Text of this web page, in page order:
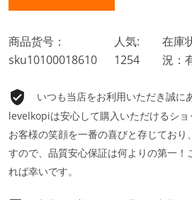
商品货号：
sku10100018610
人気:
1254
在庫
況：
いつも当店をお利用いただき誠に
levelkopiは安心して購入いただけるシ
お客様の笑顔を一番の喜びと存じてお
すので、品質安心保証は何よりの第一！
れば幸いです。